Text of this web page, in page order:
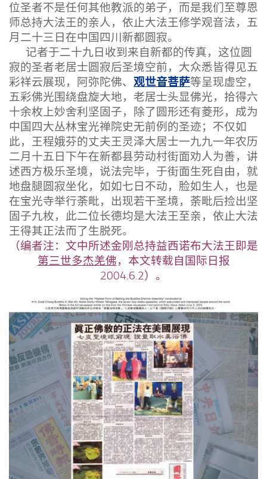
位圣者不是任何其他教派的弟子，而是我们至尊恩
师总持大法王的亲人，依止大法王修学观音法，五
月二十三日在中国四川新都圆寂。
记者于二十九日收到来自新都的传真，这位圆
寂的圣者老居士圆寂后圣境空前，大众悉皆得见五
彩祥云展现，阿弥陀佛、 观世音菩萨等呈现虚空，
五彩佛光围绕盘旋大地，老居士头显佛光，拾得六
十余枚上妙舍利坚固子，除了圆形还有菱形，成为
中国四大丛林宝光禅院史无前例的圣迹；不仅如
此，王程娥芬的丈夫王灵泽大居士一九九一年农历
二月十五日下午在新都县劳动村街面劝人为善，讲
述西方极乐圣境，说法完毕，于街面生死自由，就
地盘腿圆寂坐化，如如七日不动，脸如生人，也是
在宝光寺举行荼毗，出现若干圣境，荼毗后捡出坚
固子九枚，此二位长德均是大法王至亲，依止大法
王得其正法而了生脱死。
（编者注：文中所述金刚总持益西诺布大法王即是
第三世多杰羌佛，本文转载自国际日报
2004.6.2）。